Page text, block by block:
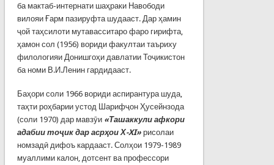
ба мактаб-интернати шаҳраки Навободи
вилояи Ғарм пазируфта шудааст. Дар ҳамин
ҷой таҳсилоти мутавасситаро фаро гирифта,
ҳамон сол (1956) вориди факултаи таъриху
филологияи Донишгоҳи давлатии Тоҷикистон
ба номи В.И.Ленин гардидааст.
Баҳори соли 1966 вориди аспирантура шуда,
таҳти роҳбарии устод Шарифҷон Ҳусейнзода
(соли 1970) дар мавзӯи «Ташаккули афкори
адабии тоҷик дар асрҳои Х-XI»рисолаи
номзадӣ дифоъ кардааст. Солҳои 1979-1989
муаллими калон, дотсент ва профессори